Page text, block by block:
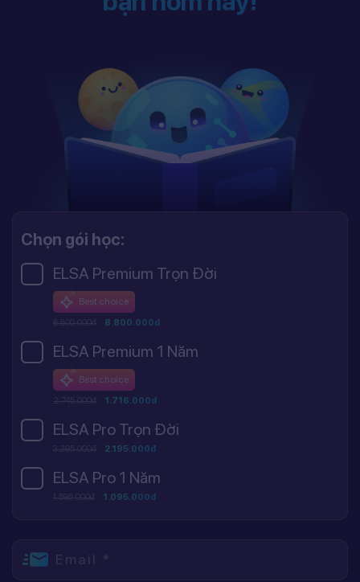
Chọn gói học:
ELSA Premium Trọn Đời
Best choice
8.800.000đ 8.800.000đ
ELSA Premium 1 Năm
Best choice
2.745.000đ 1.716.000đ
ELSA Pro Trọn Đời
3.395.000đ 2.195.000đ
ELSA Pro 1 Năm
1.595.000đ 1.095.000đ
Email *